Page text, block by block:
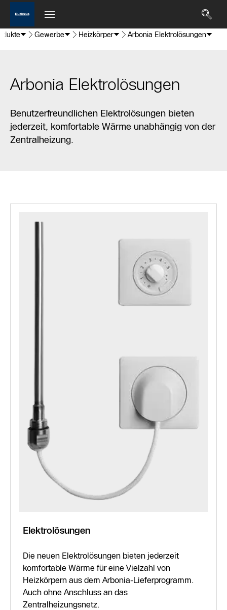
Gewerbe Heizkörper Arbonia Elektrolösungen
Arbonia Elektrolösungen
Benutzerfreundlichen Elektrolösungen bieten
jederzeit, komfortable Wärme unabhängig von der
Zentralheizung.
Elektrolösungen
Die neuen Elektrolösungen bieten jederzeit
komfortable Wärme für eine Vielzahl von
Heizkörpern aus dem Arbonia-Lieferprogramm.
Auch ohne Anschluss an das
Zentralheizungsnetz.